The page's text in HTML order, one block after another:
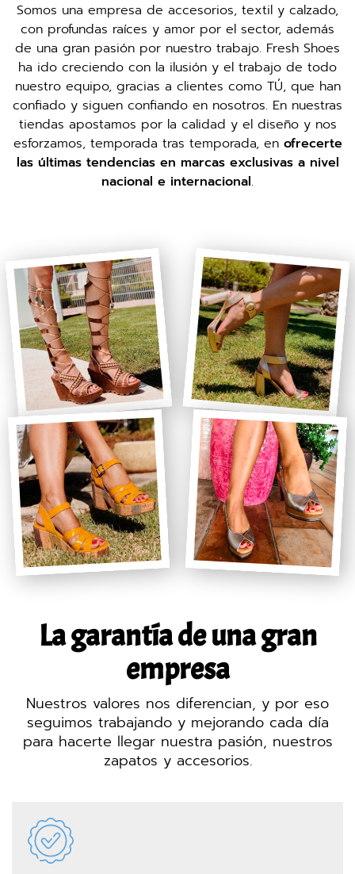
Somos una empresa de accesorios, textil y calzado,
con profundas raíces y amor por el sector, además
de una gran pasión por nuestro trabajo. Fresh Shoes
ha ido creciendo con la ilusión y el trabajo de todo
nuestro equipo, gracias a clientes como TÚ, que han
confiado y siguen confiando en nosotros. En nuestras
tiendas apostamos por la calidad y el diseño y nos
esforzamos, temporada tras temporada, en ofrecerte
las últimas tendencias en marcas exclusivas a nivel
nacional e internacional.
La garantía de una gran
empresa
Nuestros valores nos diferencian, y por eso
seguimos trabajando y mejorando cada día
para hacerte llegar nuestra pasión, nuestros
zapatos y accesorios.